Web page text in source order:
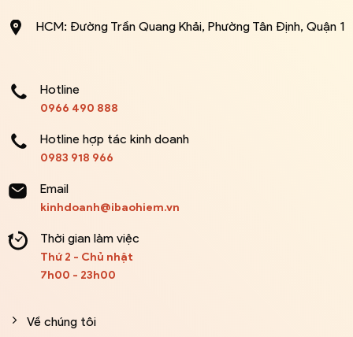
HCM: Đường Trần Quang Khải, Phường Tân Định, Quận 1
Hotline
0966 490 888
Hotline hợp tác kinh doanh
0983 918 966
Email
kinhdoanh@ibaohiem.vn
Thời gian làm việc
Thứ 2 - Chủ nhật
7h00 - 23h00
Về chúng tôi